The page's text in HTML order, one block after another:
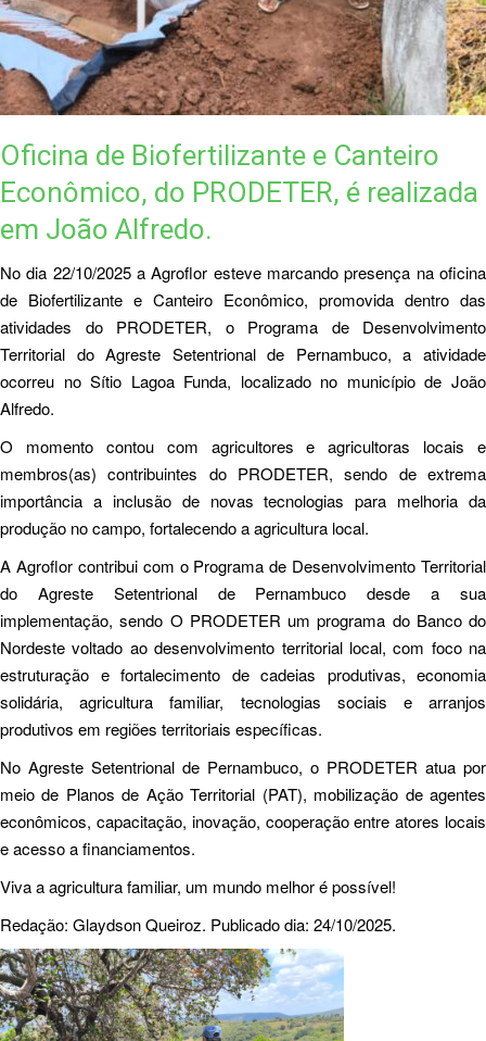
Oficina de Biofertilizante e Canteiro
Econômico, do PRODETER, é realizada
em João Alfredo.
No dia 22/10/2025 a Agroflor esteve marcando presença na oficina
de Biofertilizante e Canteiro Econômico, promovida dentro das
atividades do PRODETER, o Programa de Desenvolvimento
Territorial do Agreste Setentrional de Pernambuco, a atividade
ocorreu no Sítio Lagoa Funda, localizado no município de João
Alfredo.
O momento contou com agricultores e agricultoras locais e
membros(as) contribuintes do PRODETER, sendo de extrema
importância a inclusão de novas tecnologias para melhoria da
produção no campo, fortalecendo a agricultura local.
A Agroflor contribui com o Programa de Desenvolvimento Territorial
do Agreste Setentrional de Pernambuco desde a sua
implementação, sendo O PRODETER um programa do Banco do
Nordeste voltado ao desenvolvimento territorial local, com foco na
estruturação e fortalecimento de cadeias produtivas, economia
solidária, agricultura familiar, tecnologias sociais e arranjos
produtivos em regiões territoriais específicas.
No Agreste Setentrional de Pernambuco, o PRODETER atua por
meio de Planos de Ação Territorial (PAT), mobilização de agentes
econômicos, capacitação, inovação, cooperação entre atores locais
e acesso a financiamentos.
Viva a agricultura familiar, um mundo melhor é possível!
Redação: Glaydson Queiroz. Publicado dia: 24/10/2025.